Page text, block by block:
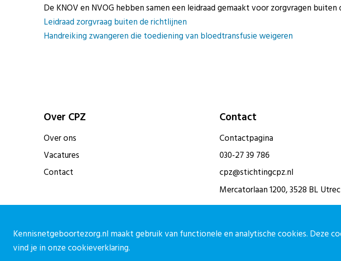
De KNOV en NVOG hebben samen een leidraad gemaakt voor zorgvragen buiten
Leidraad zorgvraag buiten de richtlijnen
Handreiking zwangeren die toediening van bloedtransfusie weigeren
Over CPZ
Over ons
Vacatures
Contact
Contact
Contactpagina
030-27 39 786
cpz@stichtingcpz.nl
Mercatorlaan 1200, 3528 BL
Kennisnetgeboortezorg.nl maakt gebruik van functionele en analytische cookies. Deze
vind je in onzecookieverklaring.